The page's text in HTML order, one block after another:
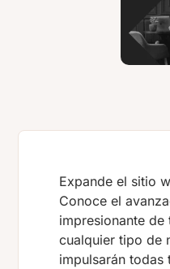
Expande el sitio
Conoce el
impresionante de
cualquier tipo de
impulsarán todas